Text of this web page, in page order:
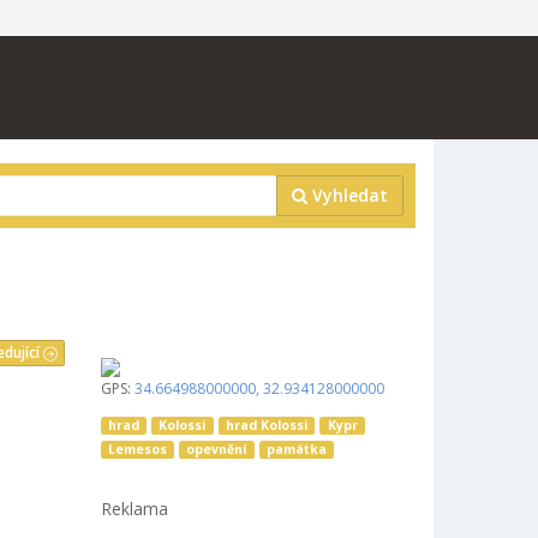
Vyhledat
GPS: 34.664988000000, 32.934128000000
hrad Kolossi hrad Kolossi
Kypr
Lemesos
opevnění památka
Reklama